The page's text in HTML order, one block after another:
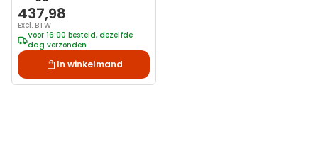
8 meter 2000 LED
lampjes Warm Wit
Twinkle
437,98
Excl. BTW
Voor 16:00 besteld, dezelfde
dag verzonden
In winkelmand